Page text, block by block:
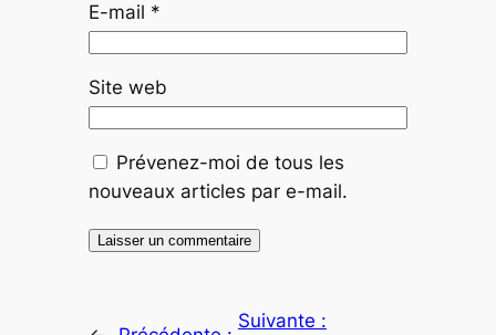
E-mail *
Site web
Prévenez-moi de tous les
nouveaux articles par e-mail.
Suivante :